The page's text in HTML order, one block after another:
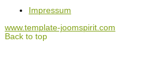
Impressum
www.template-joomspirit.com
Back to top